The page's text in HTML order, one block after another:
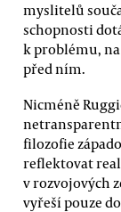
myslitelů
schopnosti
k problému,
před ním.
Nicméně
filozofie
reflektovat
v rozvojových
vyřeší pouze